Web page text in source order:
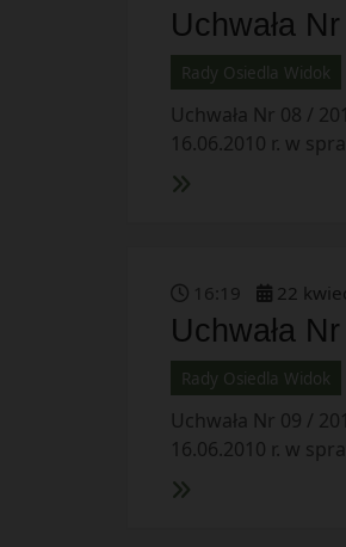
Uchwała
Rady Osiedla Widok
Uchwała Nr 08 /
16.06.2010 r. w
16 19 22
Uchwała
Rady Osiedla Widok
Uchwała Nr 09 /
16.06.2010 r. w